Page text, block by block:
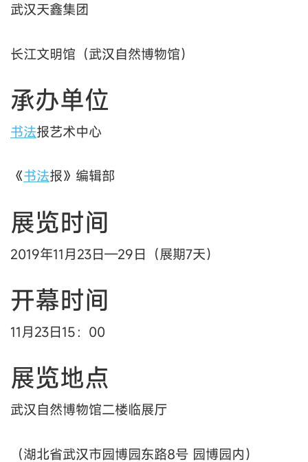
武汉天鑫集团
长江文明馆（武汉自然博物馆）
承办单位
书法报艺术中心
《书法报》编辑部
展览时间
2019年11月23日—29日（展期7天）
开幕时间
11月23日15：00
展览地点
武汉自然博物馆二楼临展厅
（湖北省武汉市园博园东路8号 园博园内）